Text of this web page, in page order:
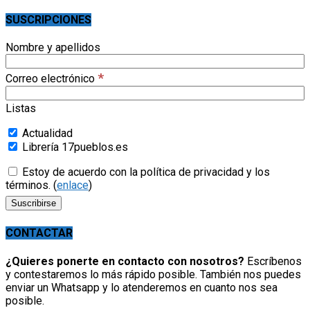
SUSCRIPCIONES
Nombre y apellidos
Correo electrónico *
Listas
Actualidad
Librería 17pueblos.es
Estoy de acuerdo con la política de privacidad y los
términos. (enlace)
CONTACTAR
¿Quieres ponerte en contacto con nosotros? Escríbenos
y contestaremos lo más rápido posible. También nos puedes
enviar un Whatsapp y lo atenderemos en cuanto nos sea
posible.